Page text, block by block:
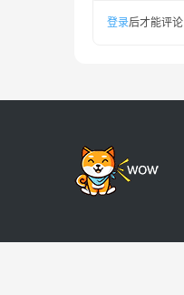
登录后才能评论